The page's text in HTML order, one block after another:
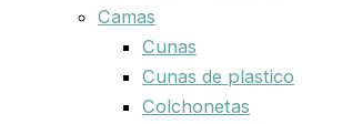
Camas
Cunas
Cunas de plastico
Colchonetas